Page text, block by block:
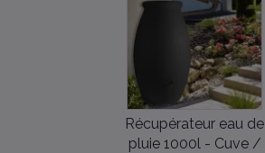
Récupérateur eau de
pluie 1000l - Cuve /